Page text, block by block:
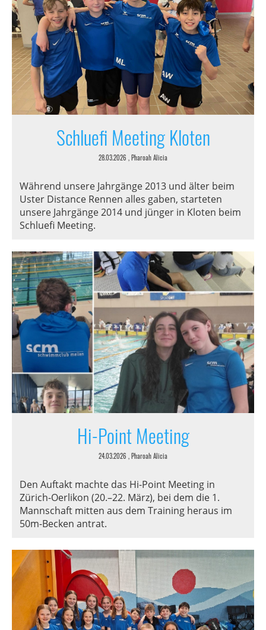
Schluefi Meeting Kloten
28.03.2026 , Pharoah Alicia
Während unsere Jahrgänge 2013 und älter beim
Uster Distance Rennen alles gaben, starteten
unsere Jahrgänge 2014 und jünger in Kloten beim
Schluefi Meeting.
Hi-Point Meeting
24.03.2026 , Pharoah Alicia
Den Auftakt machte das Hi-Point Meeting in
Zürich-Oerlikon (20.–22. März), bei dem die 1.
Mannschaft mitten aus dem Training heraus im
50m-Becken antrat.